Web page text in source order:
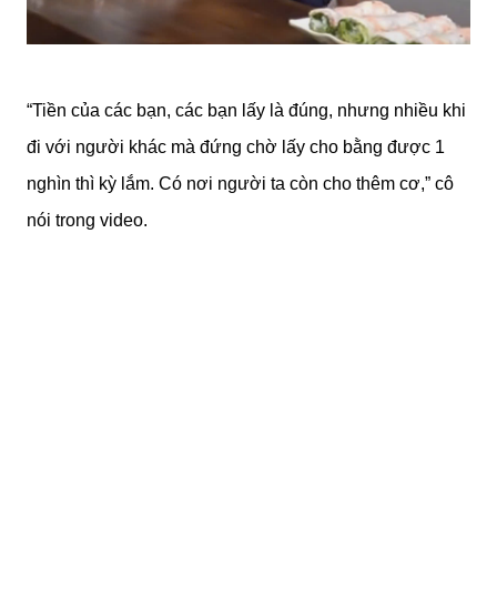
“Tiền của các bạn, các bạn lấy là đúng, nhưng nhiều khi
đi với người khác mà đứng chờ lấy cho bằng được 1
nghìn thì kỳ lắm. Có nơi người ta còn cho thêm cơ,” cô
nói trong video.